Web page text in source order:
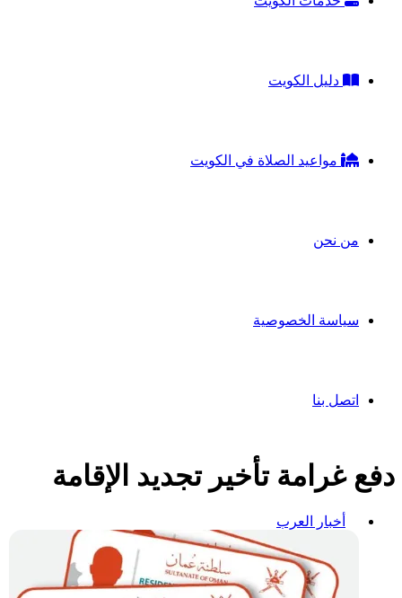
دليل الكويت
مواعيد الصلاة في الكويت
من نحن
سياسة الخصوصية
اتصل بنا
دفع غرامة تأخير تجديد الإقامة
أخبار العرب